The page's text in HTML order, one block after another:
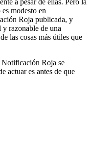
modesto en
Roja publicada, y
y razonable de una
las cosas más útiles que
Notificación Roja se
actuar es antes de que